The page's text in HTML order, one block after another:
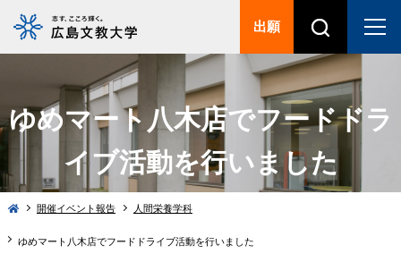
ゆめマート八木店でフードドラ
イブ活動を行いました
開催イベント報告 人間栄養学科
ゆめマート八木店でフードドライブ活動を行いました
出願